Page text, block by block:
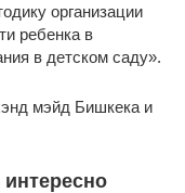
организации
ребенка в
в детском саду».
мэйд Бишкека и